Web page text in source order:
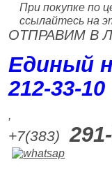
При покупке по
ссылайтесь на
ОТПРАВИМ В
Единый
212‑33‑10
,
+7(383)